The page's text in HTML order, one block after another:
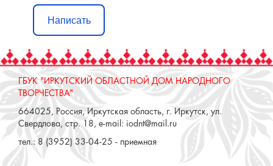
Написать
ГБУК "ИРКУТСКИЙ ОБЛАСТНОЙ ДОМ НАРОДНОГО
ТВОРЧЕСТВА"
664025, Россия, Иркутская область, г. Иркутск, ул.
Свердлова, стр. 18, e-mail: iodnt@mail.ru
тел.: 8 (3952) 33-04-25 - приемная